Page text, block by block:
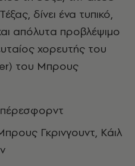
δίνει ένα τυπικό,
απόλυτα προβλέψιμο
χορευτής του
του Μπρους
Γκρινγουντ, Κάιλ